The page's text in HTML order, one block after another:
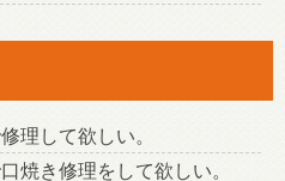
理して欲しい。
焼き修理をして欲しい。